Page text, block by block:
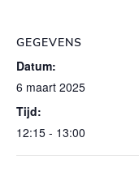
GEGEVENS
Datum:
6 maart 2025
Tijd:
12:15 - 13:00